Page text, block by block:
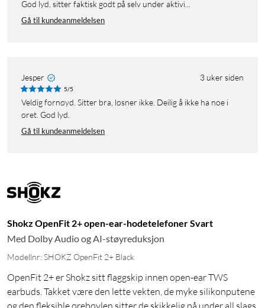
God lyd, sitter faktisk godt på selv under aktivi...
Gå til kundeanmeldelsen
Jesper 3 uker siden
5/5
Veldig fornøyd. Sitter bra, løsner ikke. Deilig å ikke ha noe i
øret. God lyd.
Gå til kundeanmeldelsen
Shokz OpenFit 2+ open-ear-hodetelefoner Svart
Med Dolby Audio og AI-støyreduksjon
Modellnr: SHOKZ OpenFit 2+ Black
OpenFit 2+ er Shokz sitt flaggskip innen open-ear TWS
earbuds. Takket være den lette vekten, de myke silikonputene
og den fleksible ørebøylen sitter de skikkelig på under all slags